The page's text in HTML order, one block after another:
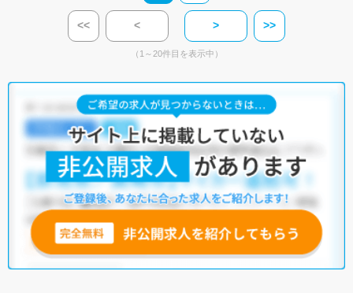
<< < > >>
（1～20件目を表示中）